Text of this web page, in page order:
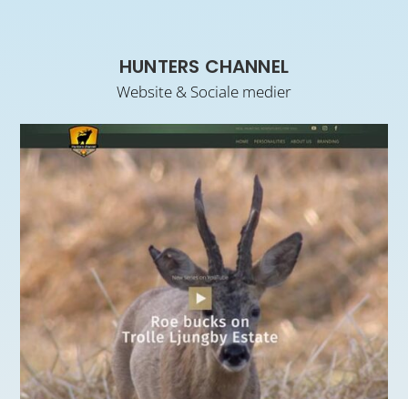
HUNTERS CHANNEL
Website & Sociale medier